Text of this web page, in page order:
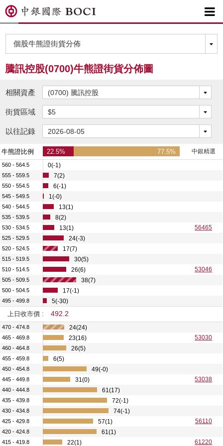

騰訊控股(0700)牛熊證街貨分佈圖
相關資產
街貨區域
以往記錄
牛熊證比例 22.5% 77.5%
560 - 564.5 0(-1)
555 - 559.5 7(2)
550 - 554.5 6(-1)
545 - 549.5 1(-0)
540 - 544.5 13(1)
535 - 539.5 8(2)
530 - 534.5 13(1)
525 - 529.5 24(-3)
520 - 524.5 17(7)
515 - 519.5 30(5)
510 - 514.5 26(6)
505 - 509.5 38(7)
500 - 504.5 17(-1)
495 - 499.8 5(-30)
上日收市價 : 492.2
470 - 474.8 24(24)
465 - 469.8 23(16)
460 - 464.8 26(5)
455 - 459.8 6(5)
450 - 454.8 49(-0)
445 - 449.8 31(0)
440 - 444.8 61(17)
435 - 439.8 72(-1)
430 - 434.8 74(-1)
425 - 429.8 57(1)
420 - 424.8 61(1)
415 - 419.8 22(1)
中銀精選
56465
53046
53030
53038
56110
61220